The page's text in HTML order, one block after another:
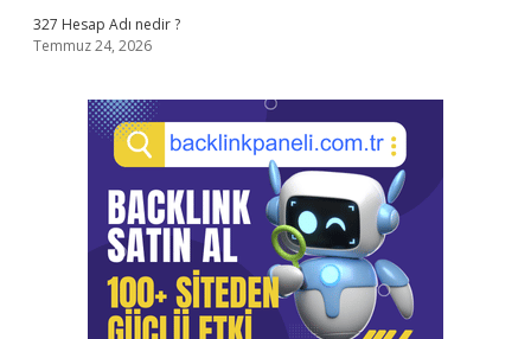
327 Hesap Adı nedir ?
Temmuz 24, 2026